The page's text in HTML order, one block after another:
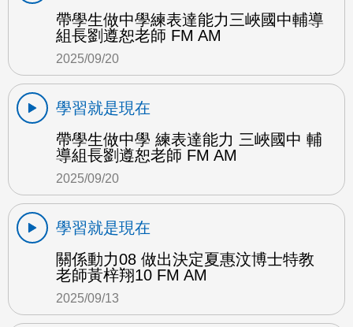
帶學生做中學練表達能力三峽國中輔導
組長劉遵恕老師 FM AM
2025/09/20
學習就是現在
帶學生做中學 練表達能力 三峽國中 輔
導組長劉遵恕老師 FM AM
2025/09/20
學習就是現在
關係動力08 做出決定夏惠汶博士特教
老師黃梓翔10 FM AM
2025/09/13